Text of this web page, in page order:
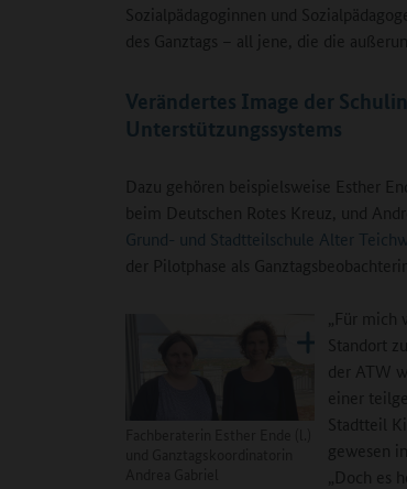
Sozialpädagoginnen und
des Ganztags – all jene, die die
Verändertes Image der
Unterstützungssystems
Dazu gehören beispielsweise Esther
beim Deutschen Rotes Kreuz, und
Grund- und Stadtteilschule Alter
der Pilotphase als
„Für
Standort
der ATW
einer
Stadtteil
gewesen
„Doch es